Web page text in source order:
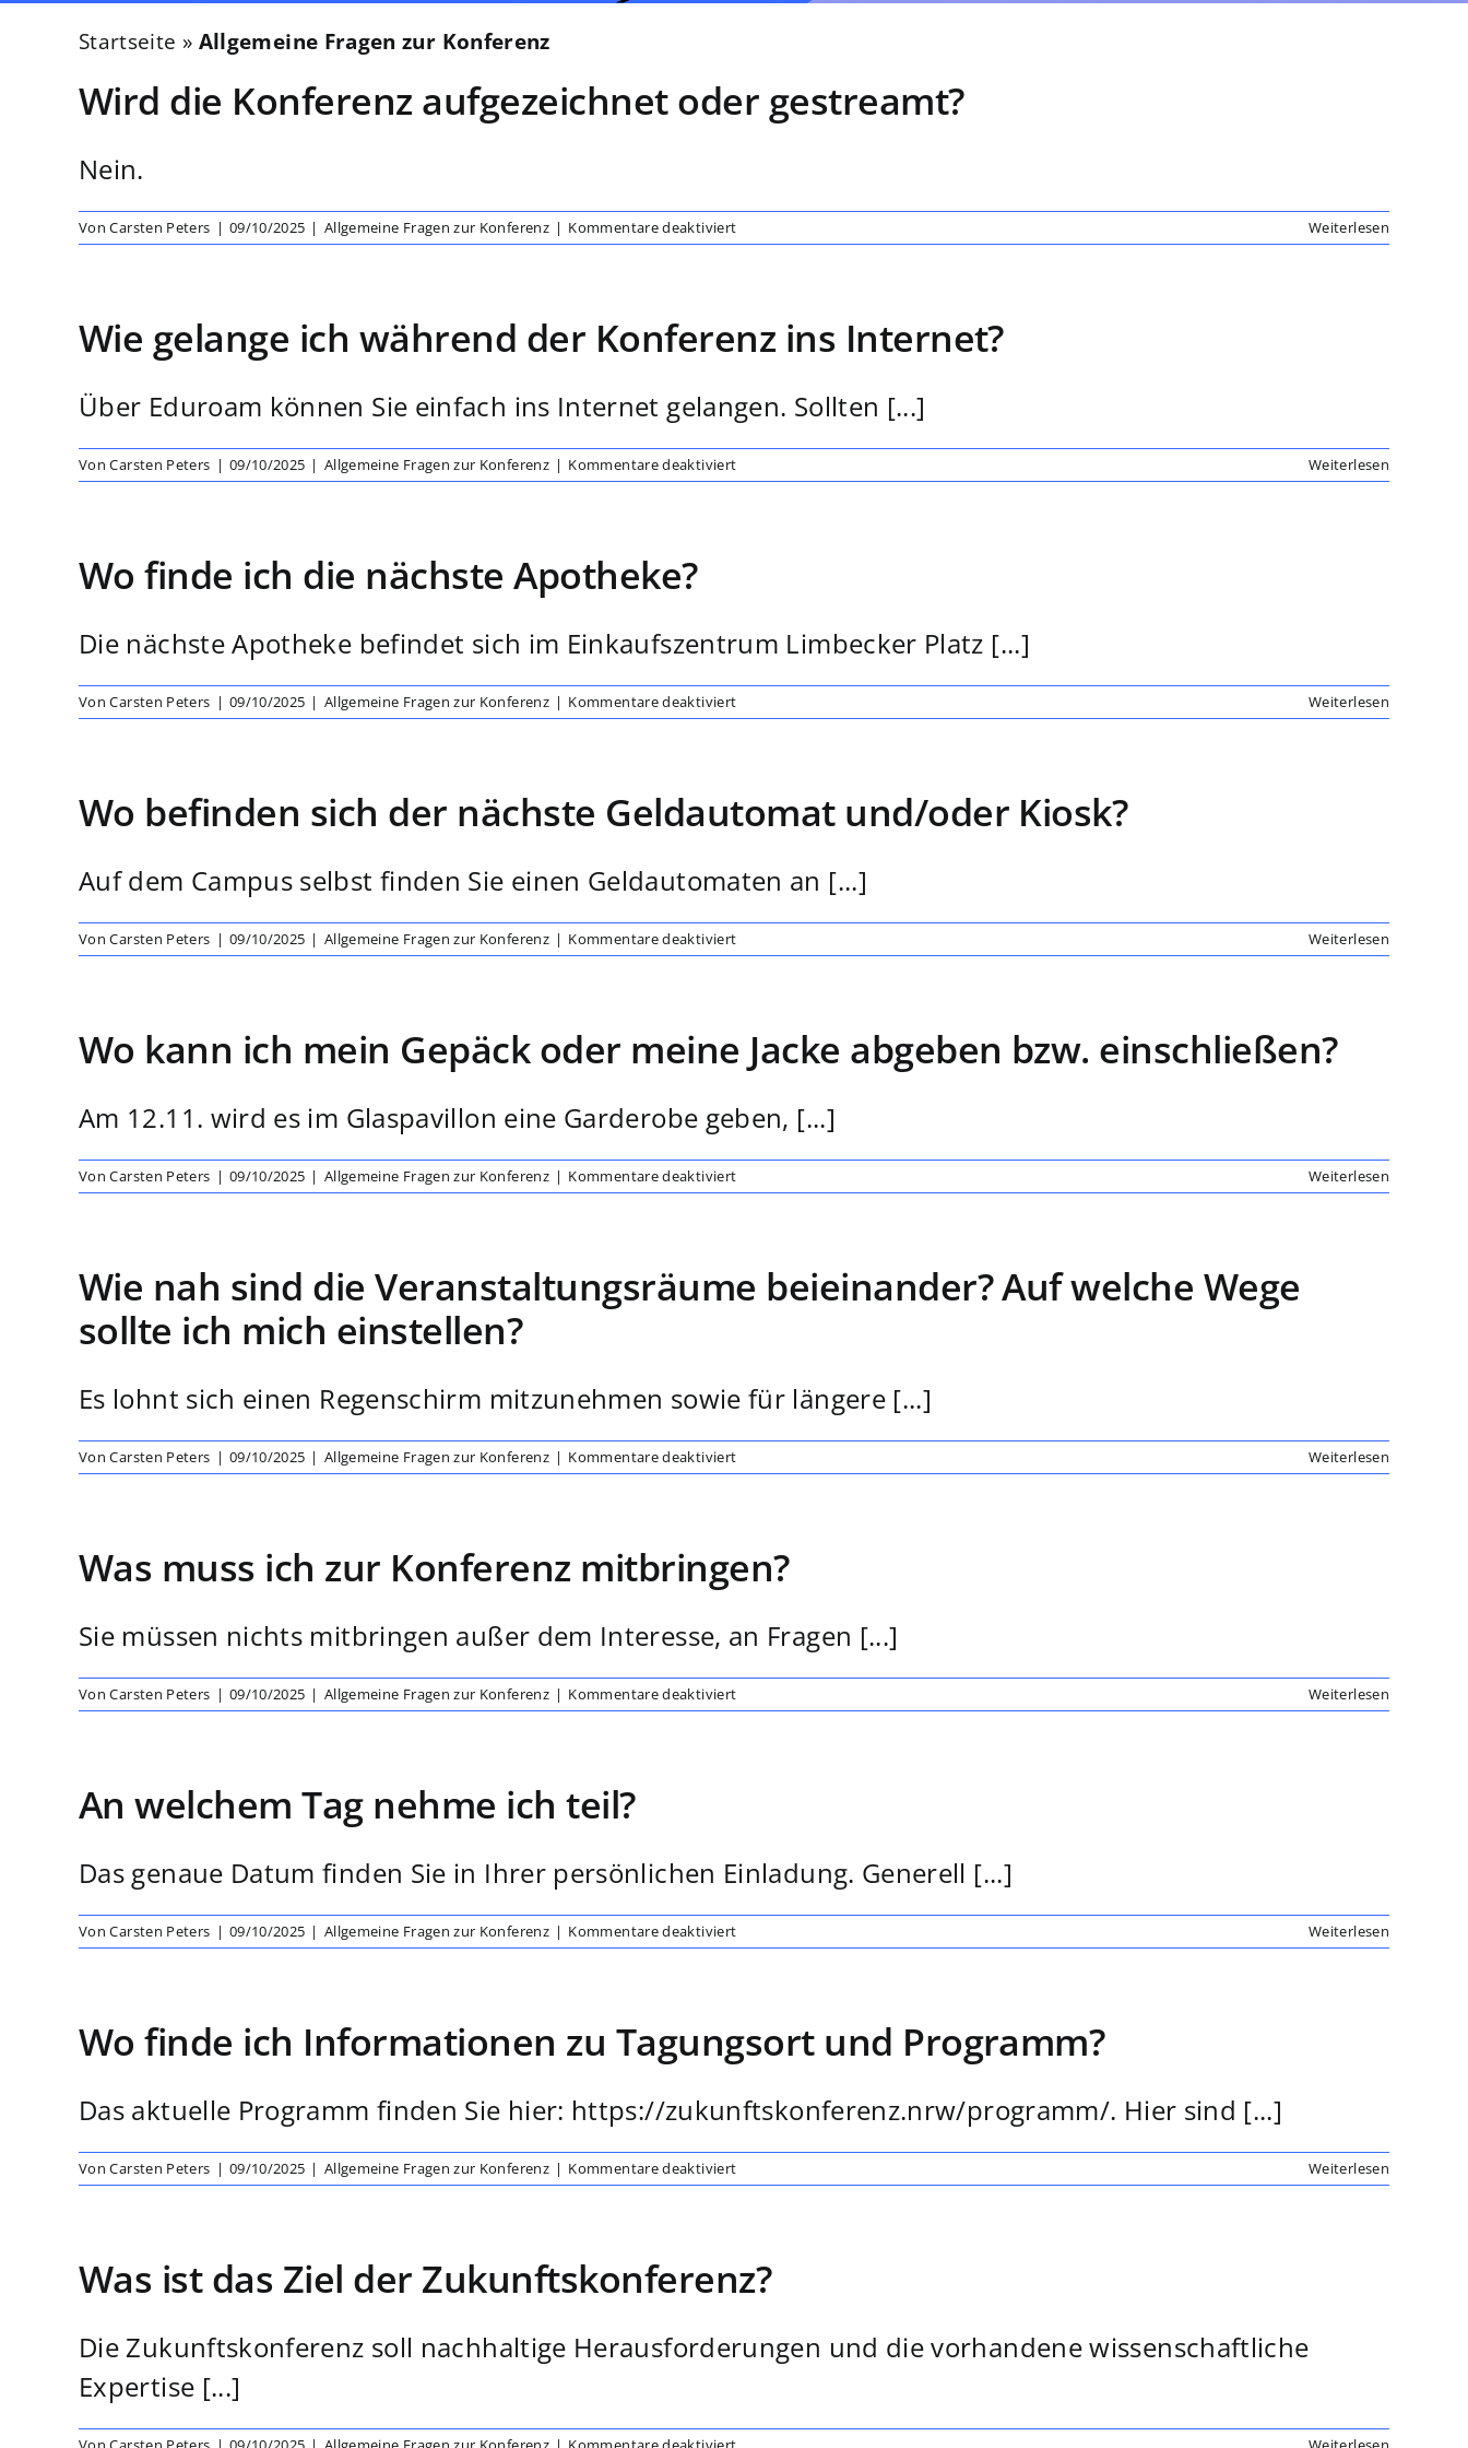
Startseite » Allgemeine Fragen zur Konferenz
Wird die Konferenz aufgezeichnet oder gestreamt?
Nein.
VonCarsten Peters | 09/10/2025 | Allgemeine Fragen zur Konferenz | Kommentare deaktiviertfür
Wird
oder
gestreamt?
Weiterlesen
Wie gelange ich während der Konferenz ins Internet?
Über Eduroam können Sie einfach ins Internet gelangen. Sollten [...]
VonCarsten Peters | 09/10/2025 | Allgemeine Fragen zur Konferenz | Kommentare deaktiviertfür
Wie
Weiterlesen
Wo finde ich die nächste Apotheke?
Die nächste Apotheke befindet sich im Einkaufszentrum Limbecker Platz [...]
VonCarsten Peters | 09/10/2025 | Allgemeine Fragen zur Konferenz | Kommentare deaktiviertfür
Wo
nächste
Apotheke?
Weiterlesen
Wo befinden sich der nächste Geldautomat und/oder Kiosk?
Auf dem Campus selbst finden Sie einen Geldautomaten an [...]
VonCarsten Peters | 09/10/2025 | Allgemeine Fragen zur Konferenz | Kommentare deaktiviertfür
Wo
nächste
Geldautomat
Kiosk?
Weiterlesen
Wo kann ich mein Gepäck oder meine Jacke abgeben bzw. einschließen?
Am 12.11. wird es im Glaspavillon eine Garderobe geben, [...]
VonCarsten Peters | 09/10/2025 | Allgemeine Fragen zur Konferenz | Kommentare deaktiviertfür
Wo
Gepäck
oder
einschließen?
Weiterlesen
Wie nah sind die Veranstaltungsräume beieinander? Auf welche Wege
sollte ich mich einstellen?
Es lohnt sich einen Regenschirm mitzunehmen sowie für längere [...]
VonCarsten Peters | 09/10/2025 | Allgemeine Fragen zur Konferenz | Kommentare deaktiviertfür
Wie
Veranstaltungsräume
beieinander?
Wege
ich
mich
Weiterlesen
Was muss ich zur Konferenz mitbringen?
Sie müssen nichts mitbringen außer dem Interesse, an Fragen [...]
VonCarsten Peters | 09/10/2025 | Allgemeine Fragen zur Konferenz | Kommentare deaktiviertfür
Was
Weiterlesen
An welchem Tag nehme ich teil?
Das genaue Datum finden Sie in Ihrer persönlichen Einladung. Generell [...]
VonCarsten Peters | 09/10/2025 | Allgemeine Fragen zur Konferenz | Kommentare deaktiviertfür
An
ich
teil?
Weiterlesen
Wo finde ich Informationen zu Tagungsort und Programm?
Das aktuelle Programm finden Sie hier: https://zukunftskonferenz.nrw/programm/. Hier sind [...]
VonCarsten Peters | 09/10/2025 | Allgemeine Fragen zur Konferenz | Kommentare deaktiviertfür
Wo
zu
Tagungsort
Weiterlesen
Was ist das Ziel der Zukunftskonferenz?
Die Zukunftskonferenz soll nachhaltige Herausforderungen und die vorhandene wissenschaftliche
Expertise [...]
für